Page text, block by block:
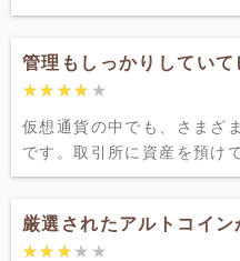
管理もしっかりしてい
★★★★★
★★★★★
仮想通貨の中でも、さまざ
です。取引所に資産を預け
厳選されたアルトコイ
★★★★★
★★★★★